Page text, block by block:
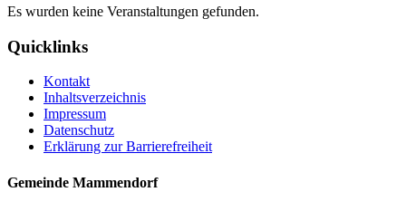
Es wurden keine Veranstaltungen gefunden.
Quicklinks
Kontakt
Inhaltsverzeichnis
Impressum
Datenschutz
Erklärung zur Barrierefreiheit
Gemeinde Mammendorf